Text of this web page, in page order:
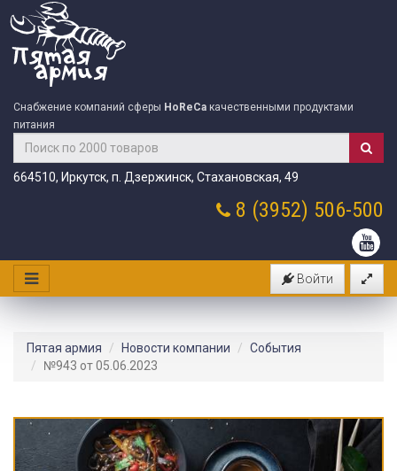
Снабжение компаний сферы HoReCa качественными продуктами
питания
664510, Иркутск, п. Дзержинск, Стахановская, 49
8 (3952) 506-500
Войти
Пятая армия Новости компании
События
№943 от 05.06.2023